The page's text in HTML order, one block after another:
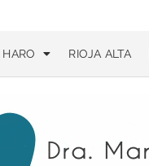
HARO RIOJA ALTA